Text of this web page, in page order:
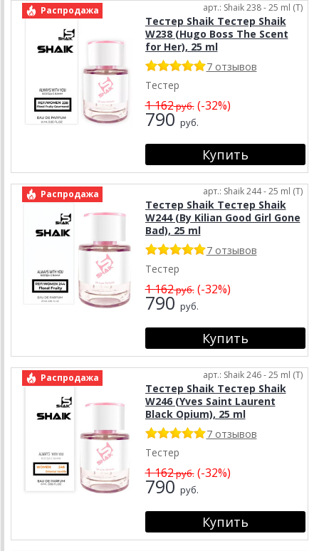
Распродажа арт.: Shaik 238 - 25 ml (T)
Тестер Shaik Тестер Shaik
W238 (Hugo Boss The Scent
for Her), 25 ml
7 отзывов
Тестер
1 162руб.(-32%)
790 руб.
Распродажа арт.: Shaik 244 - 25 ml (T)
Тестер Shaik Тестер Shaik
W244 (By Kilian Good Girl Gone
Bad), 25 ml
7 отзывов
Тестер
1 162руб.(-32%)
790 руб.
Распродажа арт.: Shaik 246 - 25 ml (T)
Тестер Shaik Тестер Shaik
W246 (Yves Saint Laurent
Black Opium), 25 ml
7 отзывов
Тестер
1 162руб.(-32%)
790 руб.